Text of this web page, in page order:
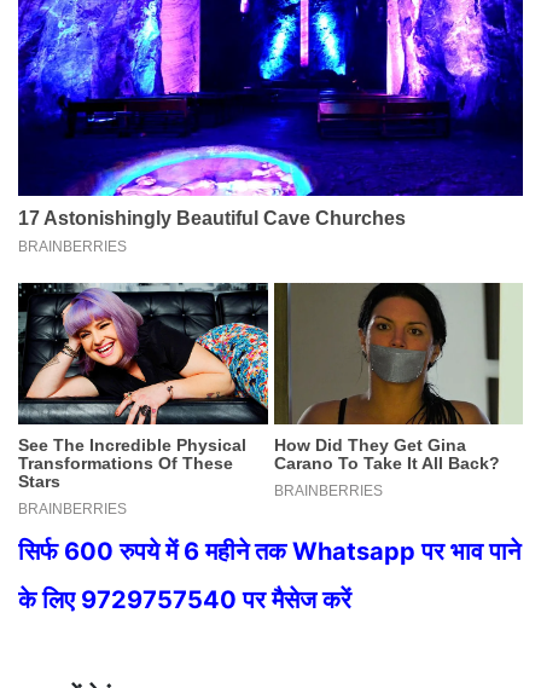
सिर्फ 600 रुपये में 6 महीने तक Whatsapp पर भाव पाने
के लिए 9729757540 पर मैसेज करें